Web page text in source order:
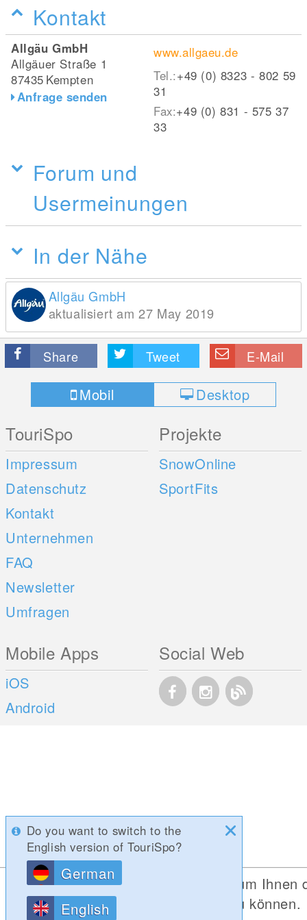
Kontakt
Allgäu GmbH
Allgäuer Straße 1
87435 Kempten
Anfrage senden
www.allgaeu.de
Tel.:+49 (0) 8323 - 802 59
31
Fax:+49 (0) 831 - 575 37
33
Forum und
Usermeinungen
In der Nähe
Allgäu GmbH
aktualisiert am 27 May 2019
Share Tweet E-Mail
Mobil Desktop
TouriSpo
Impressum
Datenschutz
Kontakt
Unternehmen
FAQ
Newsletter
Umfragen
Projekte
SnowOnline
SportFits
Mobile Apps
iOS
Android
Social Web
Do you want to switch to the
English version of TouriSpo?
German
English
Diese Website verwendet Cookies, um Ihnen
bestmögliche Funktionalität bieten zu können.